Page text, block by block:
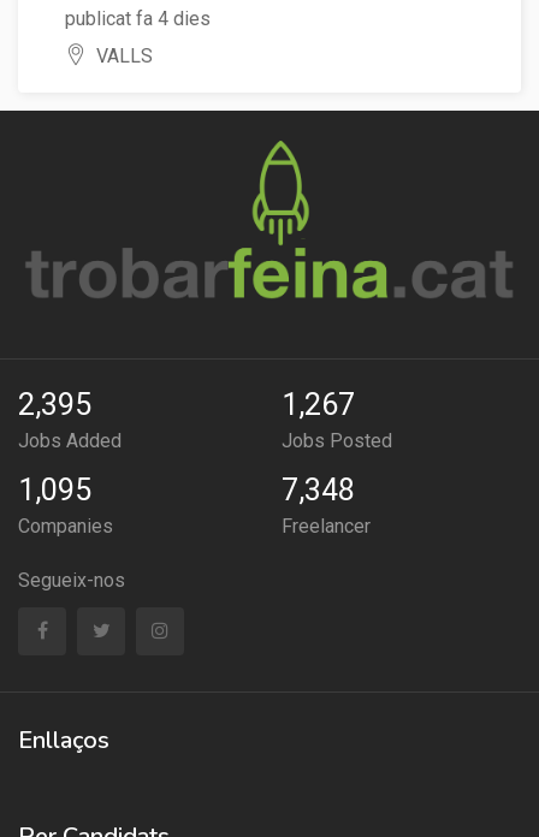
publicat fa 4 dies
VALLS
2,395
Jobs Added
1,267
Jobs Posted
1,095
Companies
7,348
Freelancer
Segueix-nos
Enllaços